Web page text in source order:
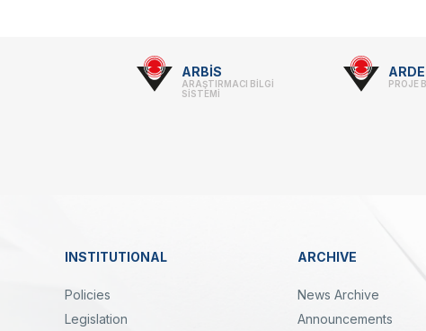
ARBİS
ARAŞTIRMACI BİLGİ
SİSTEMİ
PROJE
Dipnot
INSTITUTIONAL
Policies
Legislation
ARCHIVE
News Archive
Announcements